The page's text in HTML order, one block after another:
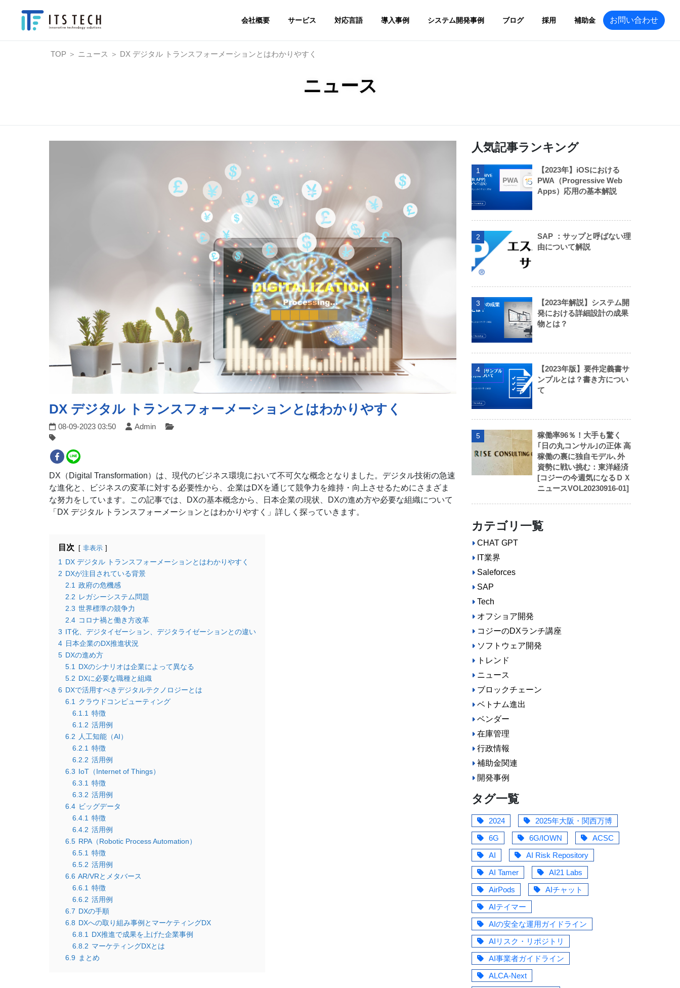
会社概要 サービス 対応言語 導入事例 システム開発事例 ブログ 採用 補助金 お問い合わせ
TOP ＞ ニュース ＞ DX デジタル トランスフォーメーションとはわかりやすく
ニュース
DX デジタル トランスフォーメーションとはわかりやすく
08-09-2023 03:50 Admin
DX（Digital Transformation）は、現代のビジネス環境において不可欠な概念となりました。デジタル技術の急速
な進化と、ビジネスの変革に対する必要性から、企業はDXを通じて競争力を維持・向上させるためにさまざま
な努力をしています。この記事では、DXの基本概念から、日本企業の現状、DXの進め方や必要な組織について
「DX デジタル トランスフォーメーションとはわかりやすく」詳しく探っていきます。
目次 非表示
1
DX デジタル トランスフォーメーションとはわかりやすく
2 DXが注目されている背景
2.1 政府の危機感
2.2 レガシーシステム問題
2.3 世界標準の競争力
2.4 コロナ禍と働き方改革
3 IT化、デジタイゼーション、デジタライゼーションとの違い
4 日本企業のDX推進状況
5 DXの進め方
5.1
DXのシナリオは企業によって異なる
5.2 DXに必要な職種と組織
6 DXで活用すべきデジタルテクノロジーとは
6.1
クラウドコンピューティング
6.1.1 特徴
6.1.2 活用例
6.2
人工知能（AI）
6.2.1 特徴
6.2.2 活用例
6.3 IoT（Internet of Things）
6.3.1 特徴
6.3.2 活用例
6.4 ビッグデータ
6.4.1 特徴
6.4.2 活用例
6.5 RPA（Robotic Process Automation）
6.5.1 特徴
6.5.2 活用例
6.6 AR/VRとメタバース
6.6.1 特徴
6.6.2 活用例
6.7 DXの手順
6.8 DXへの取り組み事例とマーケティングDX
6.8.1
DX推進で成果を上げた企業事例
6.8.2 マーケティングDXとは
6.9 まとめ
人気記事ランキング
1
【2023年】iOSにおける
PWA（Progressive Web
Apps）応用の基本解説
2
SAP ：サップと呼ばない理
由について解説
3
【2023年解説】システム開
発における詳細設計の成果
物とは？
4
【2023年版】要件定義書サ
ンプルとは？書き方につい
て
5
稼働率96％！大手も驚く
｢日の丸コンサル｣の正体 高
稼働の裏に独自モデル､外
資勢に戦い挑む：東洋経済
[コジーの今週気になるＤＸ
ニュースVOL20230916-01]
カテゴリ一覧
CHAT GPT
IT業界
Saleforces
SAP
Tech
オフショア開発
コジーのDXランチ講座
ソフトウェア開発
トレンド
ニュース
ブロックチェーン
ベトナム進出
ベンダー
在庫管理
行政情報
補助金関連
開発事例
タグ一覧
2024
2025年大阪・関西万博
6G
6G/IOWN
ACSC
AI
AI Risk Repository
AI Tamer
AI21 Labs
AirPods
AIチャット
AIテイマー
AIの安全な運用ガイドライン
AIリスク・リポジトリ
AI事業者ガイドライン
ALCA-Next